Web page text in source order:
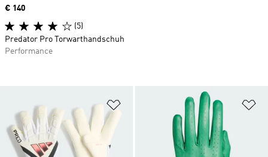
Zur Wunschliste hinzufügen
Price
€ 140
(5)
Predator Pro Torwarthandschuh
Performance